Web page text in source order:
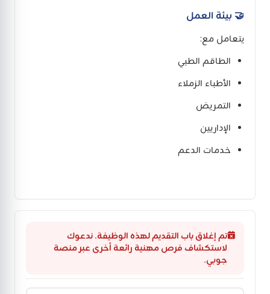
تم إغلاق باب التقديم لهذه الوظيفة. ندعوك
لاستكشاف فرص مهنية رائعة أخرى عبر منصة
جوبي.
🤝 بيئة العمل
يتعامل مع:
الطاقم الطبي
الأطباء الزملاء
التمريض
الإداريين
خدمات الدعم